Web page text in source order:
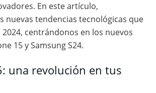
En este artículo,
nuevas tendencias tecnológicas que
centrándonos en los nuevos
15 y Samsung S24.
una revolución en tus